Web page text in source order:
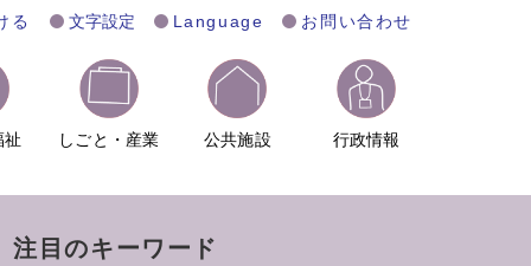
る 文字設定 Language お問い合わせ
祉 しごと・産業 公共施設 行政情報
注目のキーワード